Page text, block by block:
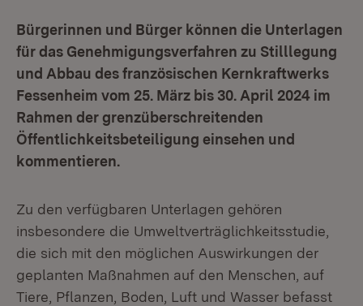
Bürgerinnen und Bürger können die Unterlagen
für das Genehmigungsverfahren zu Stilllegung
und Abbau des französischen Kernkraftwerks
Fessenheim vom 25. März bis 30. April 2024 im
Rahmen der grenzüberschreitenden
Öffentlichkeitsbeteiligung einsehen und
kommentieren.
Zu den verfügbaren Unterlagen gehören
insbesondere die Umweltverträglichkeitsstudie,
die sich mit den möglichen Auswirkungen der
geplanten Maßnahmen auf den Menschen, auf
Tiere, Pflanzen, Boden, Luft und Wasser befasst